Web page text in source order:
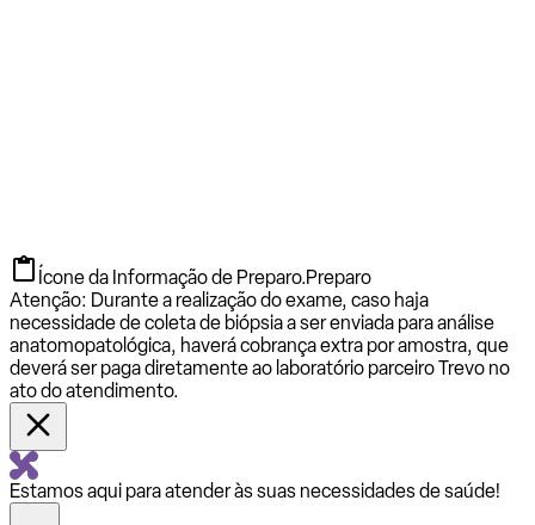
Ícone da Informação de Preparo.Preparo
Atenção: Durante a realização do exame, caso haja
necessidade de coleta de biópsia a ser enviada para análise
anatomopatológica, haverá cobrança extra por amostra, que
deverá ser paga diretamente ao laboratório parceiro Trevo no
ato do atendimento.
Estamos aqui para atender às suas necessidades de saúde!